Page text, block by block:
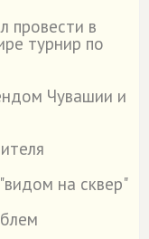
провести в
турнир по
Чувашии и
на сквер"